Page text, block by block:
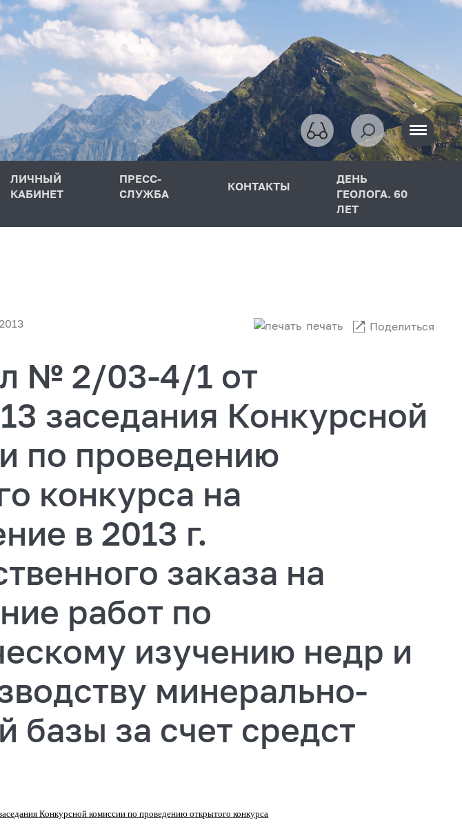
ЛИЧНЫЙ
КАБИНЕТ
ПРЕСС-
СЛУЖБА
КОНТАКТЫ
ДЕНЬ
ГЕОЛОГА. 60
ЛЕТ
печать Поделиться
№ 2/03-4/1 от
заседания Конкурсной
по проведению
конкурса на
в 2013 г.
заказа на
работ по
изучению недр и
минерально-
базы за счет средст
Конкурсной комиссии по проведению открытого конкурса